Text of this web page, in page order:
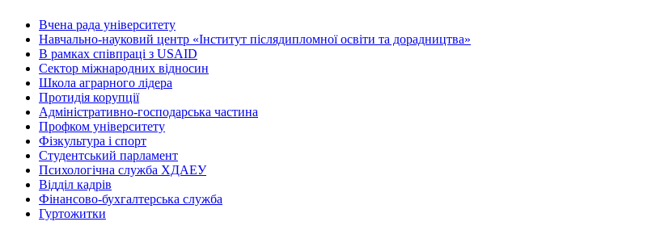
Вчена рада університету
Навчально-науковий центр «Інститут післядипломної освіти та дорадництва»
В рамках співпраці з USAID
Сектор міжнародних відносин
Школа аграрного лідера
Протидія корупції
Адміністративно-господарська частина
Профком університету
Фізкультура і спорт
Студентський парламент
Психологічна служба ХДАЕУ
Відділ кадрів
Фінансово-бухгалтерська служба
Гуртожитки